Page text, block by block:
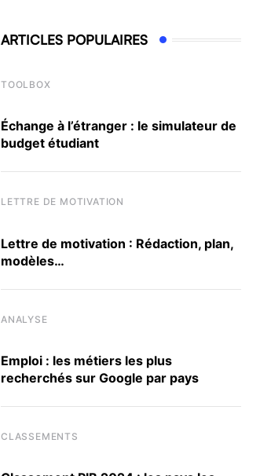
ARTICLES POPULAIRES
TOOLBOX
Échange à l’étranger : le simulateur de
budget étudiant
LETTRE DE MOTIVATION
Lettre de motivation : Rédaction, plan,
modèles…
ANALYSE
Emploi : les métiers les plus
recherchés sur Google par pays
CLASSEMENTS